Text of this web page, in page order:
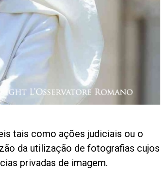
tais como ações judiciais ou o
da utilização de fotografias cujos
privadas de imagem.